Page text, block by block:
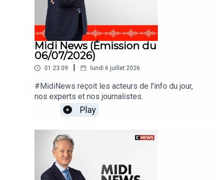
Midi News (Émission du
06/07/2026)
01:23:09 | lundi 6 juillet 2026
#MidiNews reçoit les acteurs de l'info du jour,
nos experts et nos journalistes.
Play